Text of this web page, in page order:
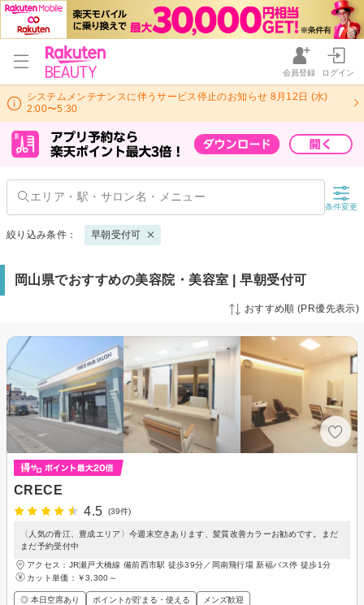
会員登録 ログイン
システムメンテナンスに伴うサービス停止のお知らせ 8月12日 (水)
2:00〜5:30
条件変更
絞り込み条件： 早朝受付可
岡山県でおすすめの美容院・美容室 | 早朝受付可
おすすめ順 (PR優先表示)
CRECE
4.5
(39件)
〈人気の青江、豊成エリア〉今週末空きあります、髪質改善カラーお勧めです。まだ
まだ予約受付中
アクセス：JR瀬戸大橋線 備前西市駅 徒歩39分／岡南飛行場 新福バス停 徒歩1分
カット単価： ￥3,300～
◎ 本日空席あり ポイントが貯まる・使える メンズ歓迎